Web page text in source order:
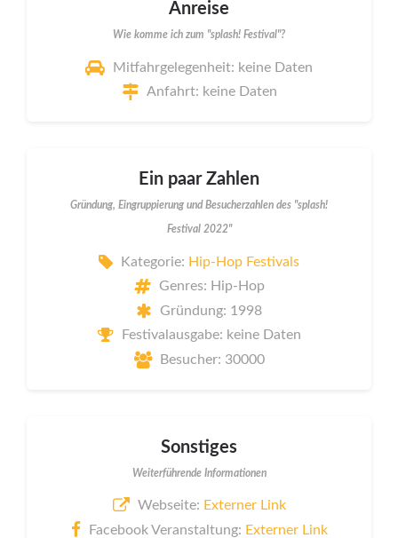
Anreise
Wie komme ich zum "splash! Festival"?
Mitfahrgelegenheit: keine Daten
Anfahrt: keine Daten
Ein paar Zahlen
Gründung, Eingruppierung und Besucherzahlen des "splash!
Festival 2022"
Kategorie: Hip-Hop Festivals
Genres: Hip-Hop
Gründung: 1998
Festivalausgabe: keine Daten
Besucher: 30000
Sonstiges
Weiterführende Informationen
Webseite: Externer Link
Facebook Veranstaltung: Externer Link